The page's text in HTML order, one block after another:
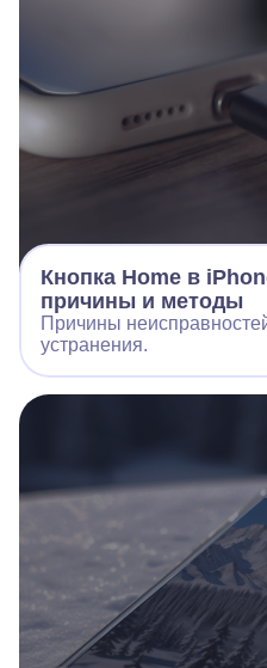
Кнопка Home в
причины и методы
Причины
устранения.